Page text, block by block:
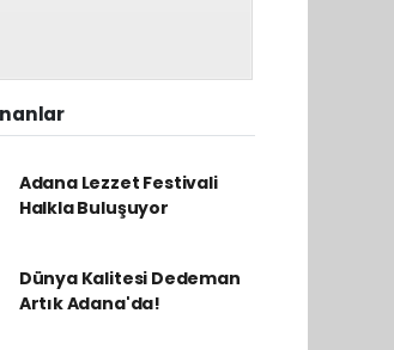
Adana Lezzet Festivali
Halkla Buluşuyor
Dünya Kalitesi Dedeman
Artık Adana'da!